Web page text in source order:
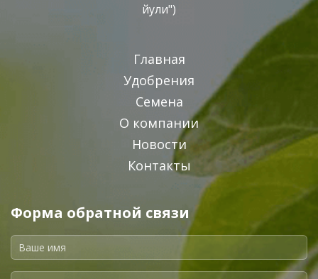
йули")
Главная
Удобрения
Семена
О компании
Новости
Контакты
Форма обратной связи